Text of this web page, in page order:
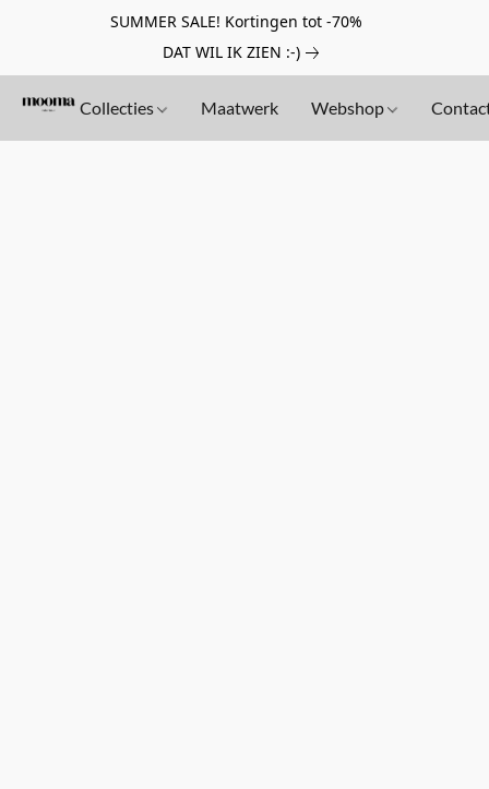
SUMMER SALE! Kortingen tot -70%
DAT WIL IK ZIEN :-)
Collecties Maatwerk Webshop